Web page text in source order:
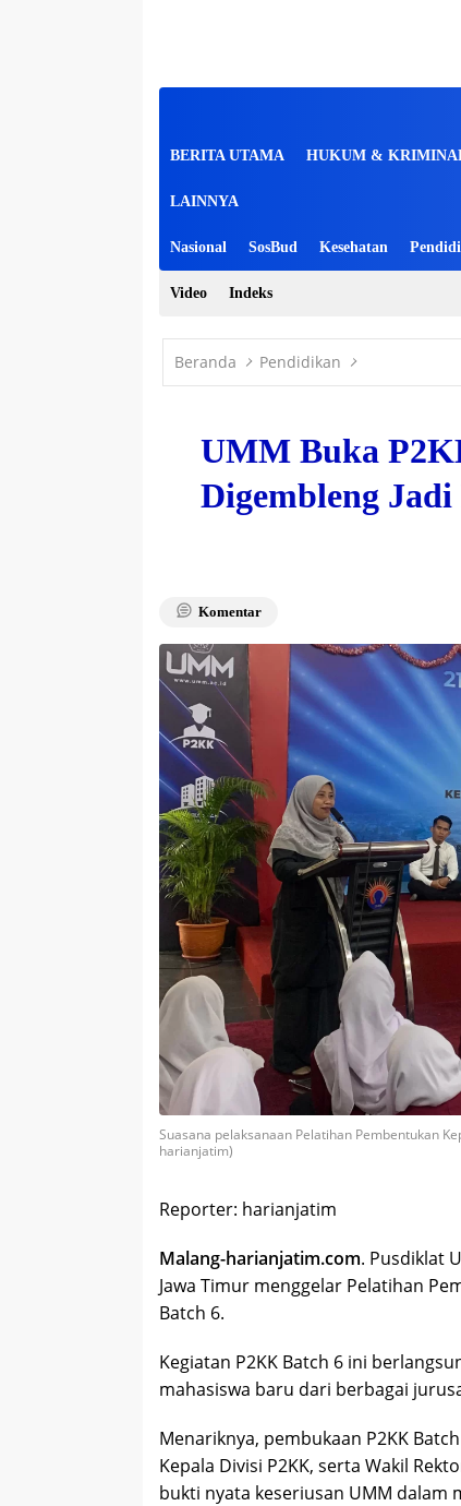
BERITA UTAMA HUKUM &
LAINNYA
Nasional SosBud Kesehatan
Video Indeks
Beranda Pendidikan
UMM Buka
Digembleng
Komentar
Suasana pelaksanaan Pelatihan Pembentukan
harianjatim)
Reporter: harianjatim
Malang-harianjatim.com. Pusdiklat
Jawa Timur menggelar Pelatihan
Batch 6.
Kegiatan P2KK Batch 6 ini
mahasiswa baru dari berbagai
Menariknya, pembukaan P2KK
Kepala Divisi P2KK, serta Wakil
bukti nyata keseriusan UMM dalam